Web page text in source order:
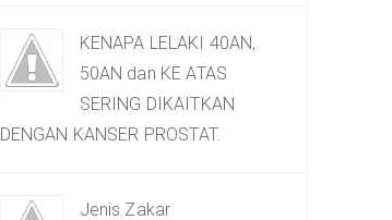
KENAPA LELAKI 40AN,
50AN dan KE ATAS
SERING DIKAITKAN
DENGAN KANSER PROSTAT.
Jenis Zakar